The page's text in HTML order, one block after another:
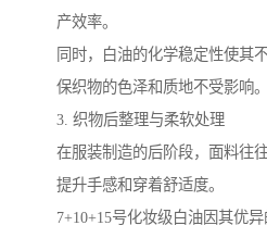
产效率。
同时，白油的化学稳定性使其
保织物的色泽和质地不受影响。
3. 织物后整理与柔软处理
在服装制造的后阶段，面料往
提升手感和穿着舒适度。
7+10+15号化妆级白油因其优